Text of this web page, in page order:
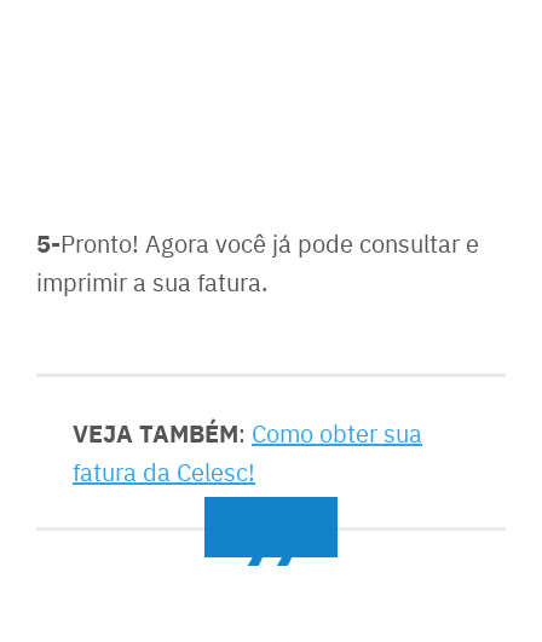
5-Pronto! Agora você já pode consultar e
imprimir a sua fatura.
VEJA TAMBÉM: Como obter sua
fatura da Celesc!